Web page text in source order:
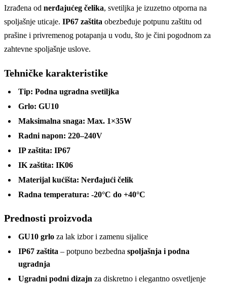
Izrađena od nerđajućeg čelika, svetiljka je izuzetno otporna na
spoljašnje uticaje. IP67 zaštita obezbeđuje potpunu zaštitu od
prašine i privremenog potapanja u vodu, što je čini pogodnom za
zahtevne spoljašnje uslove.
Tehničke karakteristike
Tip: Podna ugradna svetiljka
Grlo: GU10
Maksimalna snaga: Max. 1×35W
Radni napon: 220–240V
IP zaštita: IP67
IK zaštita: IK06
Materijal kućišta: Nerđajući čelik
Radna temperatura: -20°C do +40°C
Prednosti proizvoda
GU10 grlo za lak izbor i zamenu sijalice
IP67 zaštita – potpuno bezbedna spoljašnja i podna
ugradnja
Ugradni podni dizajn za diskretno i elegantno osvetljenje